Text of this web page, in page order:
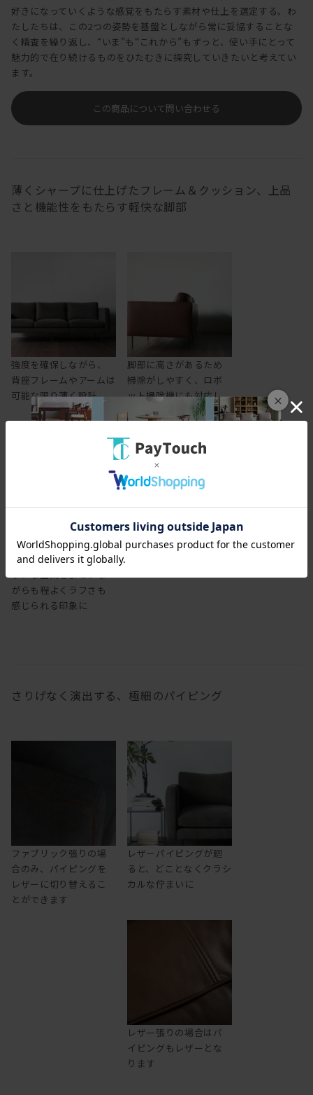
×
この商品について問い合わせる
好きになっていくような感覚をもたらす素材や仕上を選定する。わ
たしたちは、この2つの姿勢を基盤としながら常に妥協することな
く精査を繰り返し、“いま”も“これから”もずっと、使い手にとって
魅力的で在り続けるものをひたむきに探究していきたいと考えてい
ます。
薄くシャープに仕上げたフレーム＆クッション、上品
さと機能性をもたらす軽快な脚部
強度を確保しながら、
背座フレームやアームは
可能な限り薄く設計
脚部に高さがあるため
掃除がしやすく、ロボ
ット掃除機にも対応し
ます
レザーで張り込むと、シ
ックな空気をまといな
がらも程よくラフさも
感じられる印象に
さりげなく演出する、極細のパイピング
ファブリック張りの場
合のみ、パイピングを
レザーに切り替えるこ
とができます
レザーパイピングが廻
ると、どことなくクラシ
カルな佇まいに
レザー張りの場合はパ
イピングもレザーとな
ります